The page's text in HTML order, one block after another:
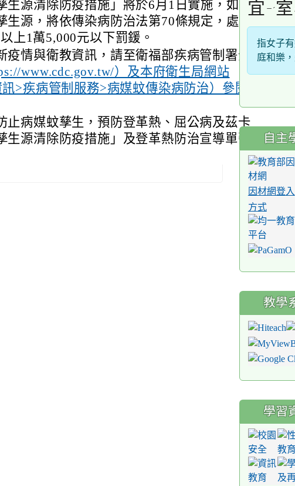
生源清除防疫措施」將於6月1日實施，如
生源，將依傳染病防治法第70條規定，處
上1萬5,000元以下罰鍰。
疫情與衛教資訊，請至衛福部疾病管制署全
www.cdc.gov.tw/）及本府衛生局網站
訊>疾病管制服務>病媒蚊傳染病防治）參閱
止病媒蚊孳生，預防登革熱、屈公病及茲卡
生源清除防疫措施」及登革熱防治宣導單張
宜 ㄧ ˊ 室
指女子
庭和樂
自主
因材網登入
方式
教學
學習